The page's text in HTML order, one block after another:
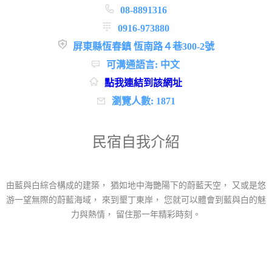
08-8891316
0916-973880
屏東縣恆春鎮 恆南路４巷300-2號
可溝通語言: 中文
點我連結到該網址
瀏覽人數: 1871
民宿自我介紹
由藍與白綜合構成的建築， 猶如地中海艷陽下的蔚藍天空， 又或是悠
游一望無際的蔚藍海域， 來到墾丁東岸， 您就可以體會到藍與白的魅
力與熱情， 留住那一年精彩時刻。